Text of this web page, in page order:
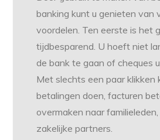
banking kunt u genieten van
voordelen. Ten eerste is het
tijdbesparend. U hoeft niet
de bank te gaan of cheques
Met slechts een paar klikken
betalingen doen, facturen
overmaken naar
zakelijke partners.